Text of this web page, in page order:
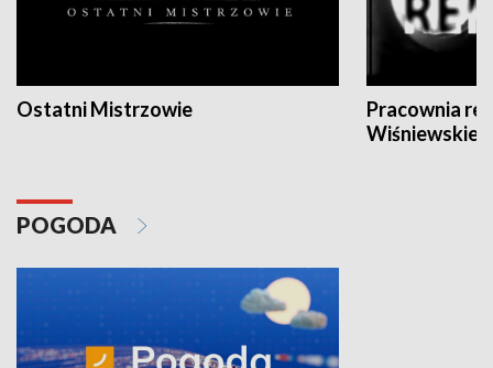
Ostatni Mistrzowie
Pracownia
POGODA